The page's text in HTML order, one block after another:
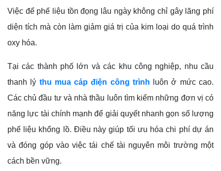
Việc để phế liệu tồn đọng lâu ngày không chỉ gây lãng phí
diện tích mà còn làm giảm giá trị của kim loại do quá trình
oxy hóa.
Tại các thành phố lớn và các khu công nghiệp, nhu cầu
thanh lý thu mua cáp điện công trình luôn ở mức cao.
Các chủ đầu tư và nhà thầu luôn tìm kiếm những đơn vị có
năng lực tài chính mạnh để giải quyết nhanh gọn số lượng
phế liệu khổng lồ. Điều này giúp tối ưu hóa chi phí dự án
và đóng góp vào việc tái chế tài nguyên môi trường một
cách bền vững.